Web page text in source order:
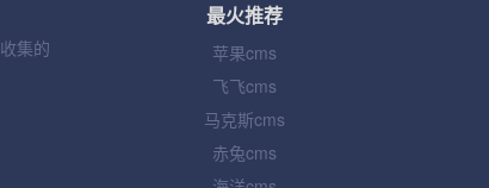
集的
最火推荐
苹果cms
飞飞cms
马克斯cms
赤兔cms